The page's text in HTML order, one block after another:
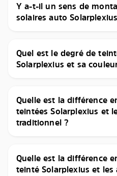
Y a-t-il un sens de
solaires auto
Quel est le degré de
Solarplexius et sa
Quelle est la différence
teintées Solarplexius et
traditionnel ?
Quelle est la différence
teinté Solarplexius et les